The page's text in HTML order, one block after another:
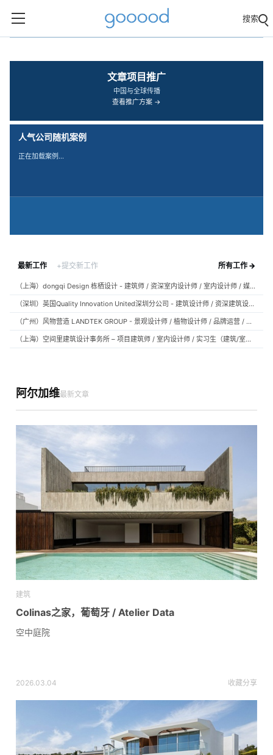
搜索
文章项目推广
中国与全球传播
查看推广方案 →
人气公司随机案例
正在加载案例…
最新工作 +提交新工作 所有工作 →
（上海）dongqi Design 栋栖设计 - 建筑师 / 资深室内设计师 / 室内设计师 / 媒体及公共关系主管 / 设计实习生（常年招聘）
（深圳）英国Quality Innovation United深圳分公司 - 建筑设计师 / 资深建筑设计师 / 室内设计师 / 设计实习生
（广州）风物营造 LANDTEK GROUP - 景观设计师 / 植物设计师 / 品牌运营 / 实习生
（上海）空间里建筑设计事务所 – 项目建筑师 / 室内设计师 / 实习生（建筑/室内）
阿尔加维最新文章
建筑
Colinas之家，葡萄牙 / Atelier Data
空中庭院
2026.03.04 收藏分享